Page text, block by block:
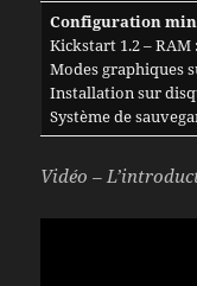
Configuration
Kickstart 1.2 – RAM
Modes graphiques
Installation sur
Système de
Vidéo –